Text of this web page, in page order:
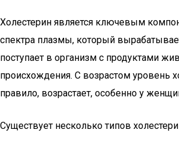
Холестерин является ключевым
спектра плазмы, который
поступает в организм с продуктами
происхождения. С возрастом уровень
правило, возрастает, особенно у
Существует несколько типов